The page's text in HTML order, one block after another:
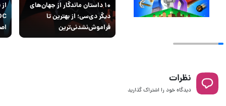
۱۰ داستان ماندگار از جهان‌های
دیگر دی‌سی؛ از بهترین تا
فراموش‌نشدنی‌ترین
نظرات
دیدگاه خود را اشتراک گذارید